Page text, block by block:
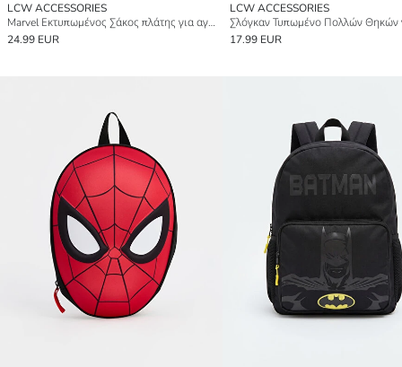
LCW ACCESSORIES
Marvel Εκτυπωμένος Σάκος πλάτης για αγόρια
24.99 EUR
LCW ACCESSORIES
17.99 EUR